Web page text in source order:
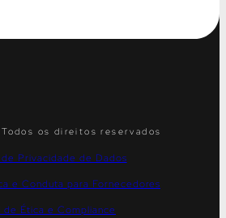
os direitos reservados
Privacidade de Dados
e Conduta para Fornecedores
de Ética e Compliance